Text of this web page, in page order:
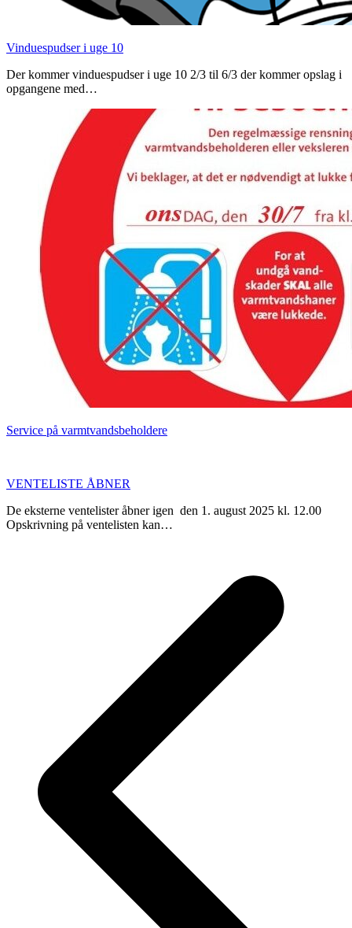
Vinduespudser i uge 10
Der kommer vinduespudser i uge 10 2/3 til 6/3 der kommer opslag i
opgangene med…
Service på varmtvandsbeholdere
VENTELISTE ÅBNER
De eksterne ventelister åbner igen den 1. august 2025 kl. 12.00
Opskrivning på ventelisten kan…